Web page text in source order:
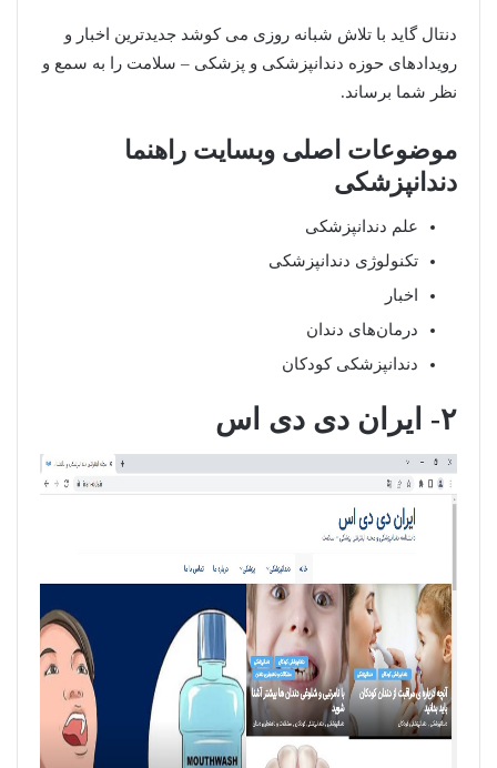
دنتال گاید با تلاش شبانه روزی می کوشد جدیدترین اخبار و
رویدادهای حوزه دندانپزشکی و پزشکی – سلامت را به سمع و
نظر شما برساند.
موضوعات اصلی وبسایت راهنما
دندانپزشکی
علم دندانپزشکی
تکنولوژی دندانپزشکی
اخبار
درمان‌های دندان
دندانپزشکی کودکان
۲- ایران دی دی اس